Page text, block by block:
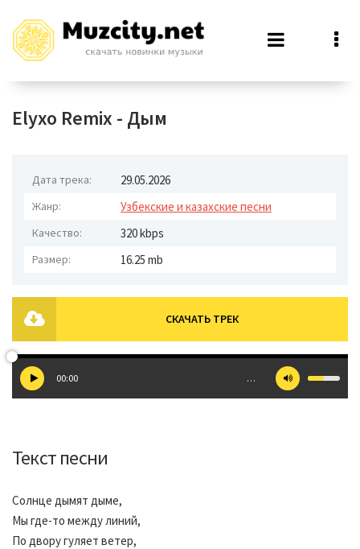
Elyxo Remix - Дым
Дата трека: 29.05.2026
Жанр: Узбекские и казахские песни
Качество: 320 kbps
Размер: 16.25 mb
СКАЧАТЬ ТРЕК
00:00 …
Текст песни
Солнце дымят дыме,
Мы где-то между линий,
По двору гуляет ветер,